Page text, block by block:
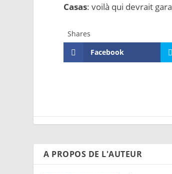
Casas: voilà qui devrait
Shares
Facebook
A PROPOS DE L'AUTEUR